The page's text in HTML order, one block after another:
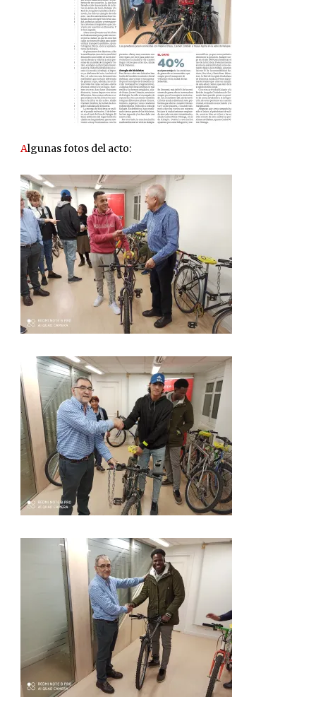
Algunas fotos del acto: